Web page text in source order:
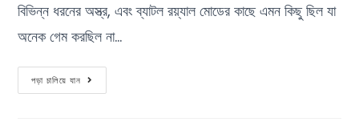
বিভিন্ন ধরনের অস্ত্র, এবং ব্যাটল রয়্যাল মোডের কাছে এমন কিছু ছিল যা
অনেক গেম করছিল না…
পড়া চালিয়ে যান